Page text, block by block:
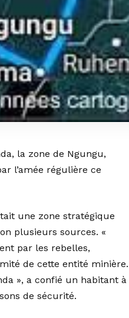
la zone de Ngungu,
l’amée régulière ce
une zone stratégique
plusieurs sources. «
par les rebelles,
de cette entité minière.
», a confié un habitant à
de sécurité.